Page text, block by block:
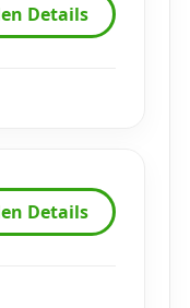
Details
Details